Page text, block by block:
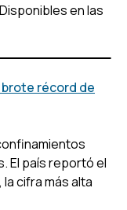
en las
brote récord de
El país reportó el
cifra más alta